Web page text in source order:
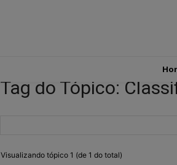
Tag do Tópico:
Visualizando tópico 1 (de 1 do total)